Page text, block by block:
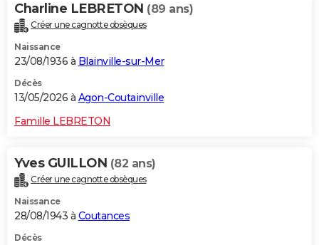
Charline LEBRETON (89 ans)
Créer une cagnotte obsèques
Naissance
23/08/1936 à Blainville-sur-Mer
Décès
13/05/2026 à Agon-Coutainville
Famille LEBRETON
Yves GUILLON (82 ans)
Créer une cagnotte obsèques
Naissance
28/08/1943 à Coutances
Décès